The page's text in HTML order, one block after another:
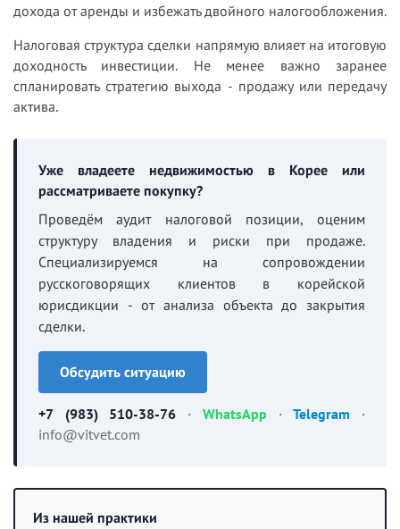
дохода от аренды и избежать двойного налогообложения.
Налоговая структура сделки напрямую влияет на итоговую
доходность инвестиции. Не менее важно заранее
спланировать стратегию выхода - продажу или передачу
актива.
Уже владеете недвижимостью в Корее или
рассматриваете покупку?
Проведём аудит налоговой позиции, оценим
структуру владения и риски при продаже.
Специализируемся на сопровождении
русскоговорящих клиентов в корейской
юрисдикции - от анализа объекта до закрытия
сделки.
Обсудить ситуацию
+7 (983) 510-38-76 · WhatsApp ·Telegram ·
info@vitvet.com
Из нашей практики